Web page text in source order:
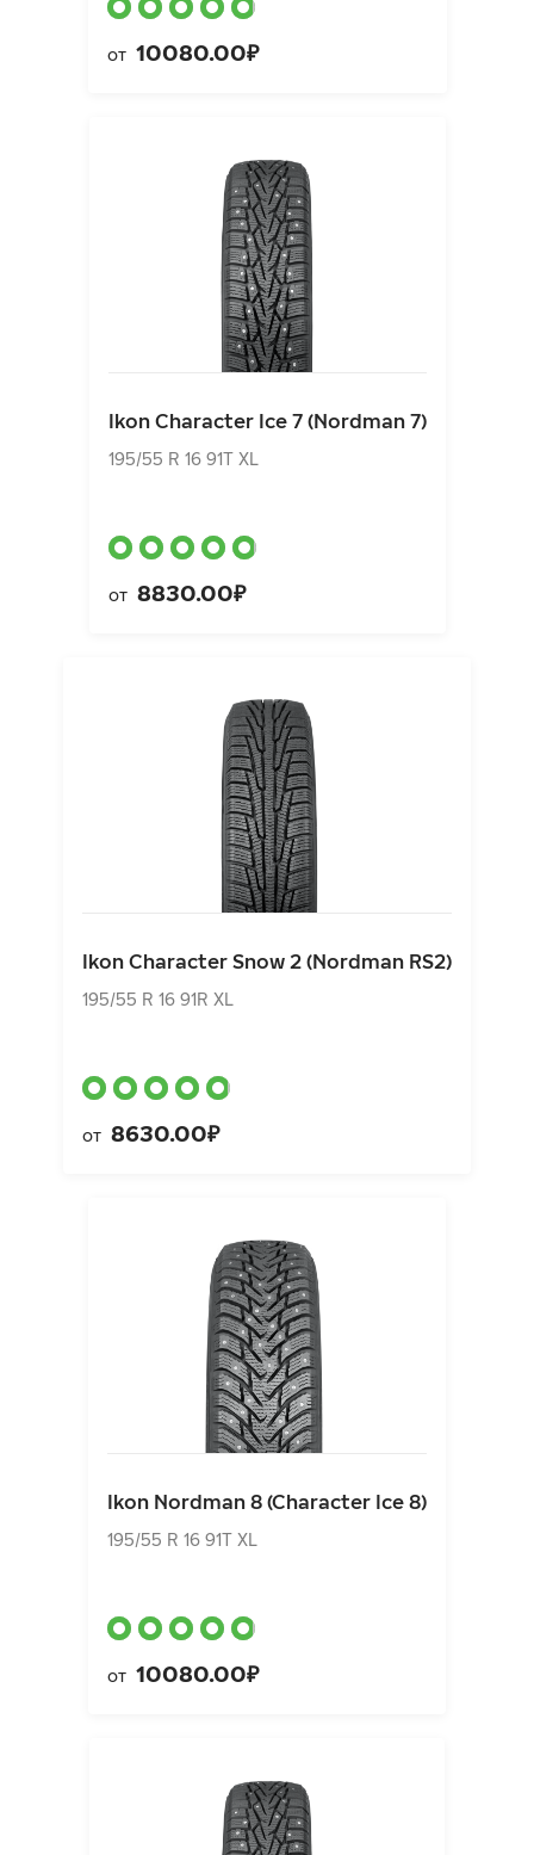
от 10080.00₽
Ikon Character Ice 7 (Nordman 7)
195/55 R 16 91T XL
от 8830.00₽
Ikon Character Snow 2 (Nordman RS2)
195/55 R 16 91R XL
от 8630.00₽
Ikon Nordman 8 (Character Ice 8)
195/55 R 16 91T XL
от 10080.00₽
Ikon Character Ice 7 (Nordman 7)
195/55 R 16 91T XL
от8830.00₽
Ikon Character Snow 2 (Nordman RS2)
195/55 R 16 91R XL
от8630.00₽
Ikon Nordman 8 (Character Ice 8)
195/55 R 16 91T XL
от10080.00₽